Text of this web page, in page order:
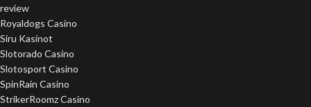
review
Royaldogs Casino
Siru Kasinot
Slotorado Casino
Slotosport Casino
SpinRain Casino
StrikerRoomz Casino